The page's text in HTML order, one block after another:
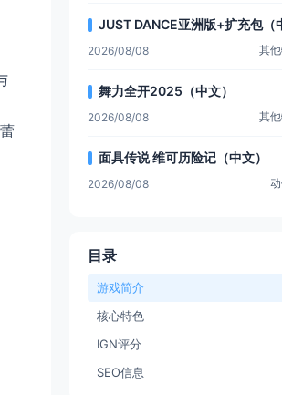
JUST DANCE亚洲版+扩充包（
2026/08/08 其
舞力全开2025（中文）
2026/08/08 其
面具传说 维可历险记（中文）
2026/08/08
目录
游戏简介
核心特色
IGN评分
SEO信息